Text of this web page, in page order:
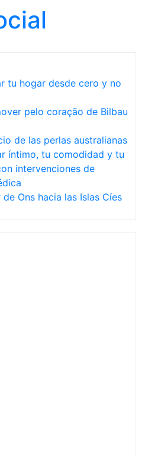
tu hogar desde cero y no
pelo coração de Bilbau
de las perlas australianas
íntimo, tu comodidad y tu
intervenciones de
Ons hacia las Islas Cíes